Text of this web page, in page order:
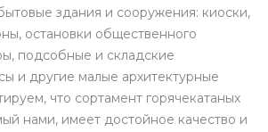
здания и сооружения: киоски,
остановки общественного
подсобные и складские
и другие малые архитектурные
что сортамент горячекатаных
нами, имеет достойное качество и